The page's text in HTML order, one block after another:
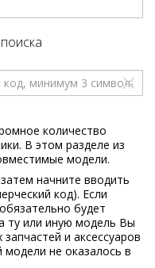
количество
В этом разделе из
модели.
начните вводить
код). Если
будет
ту или иную модель Вы
и аксессуаров
модели не оказалось в